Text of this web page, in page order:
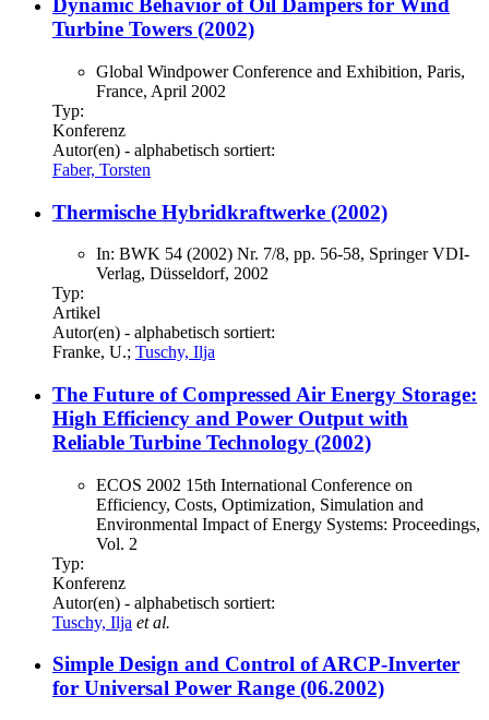
Dynamic Behavior of Oil Dampers for Wind
Turbine Towers (2002)
Global Windpower Conference and Exhibition, Paris,
France, April 2002
Typ:
Konferenz
Autor(en) - alphabetisch sortiert:
Faber, Torsten
Thermische Hybridkraftwerke (2002)
In: BWK 54 (2002) Nr. 7/8, pp. 56-58, Springer VDI-
Verlag, Düsseldorf, 2002
Typ:
Artikel
Autor(en) - alphabetisch sortiert:
Franke, U.; Tuschy, Ilja
The Future of Compressed Air Energy Storage:
High Efficiency and Power Output with
Reliable Turbine Technology (2002)
ECOS 2002 15th International Conference on
Efficiency, Costs, Optimization, Simulation and
Environmental Impact of Energy Systems: Proceedings,
Vol. 2
Typ:
Konferenz
Autor(en) - alphabetisch sortiert:
Tuschy, Ilja et al.
Simple Design and Control of ARCP-Inverter
for Universal Power Range (06.2002)